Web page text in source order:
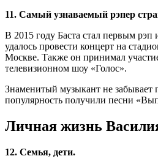
11. Самый узнаваемый рэпер
В 2015 году Баста стал первым рэп
удалось провести концерт на
Москве. Также он принимал
телевизионном шоу «Голос».
Знаменитый музыкант не забывает
популярность получили песни
Личная жизнь
12. Семья, дети.